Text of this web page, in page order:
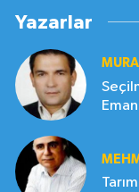
Yazarlar